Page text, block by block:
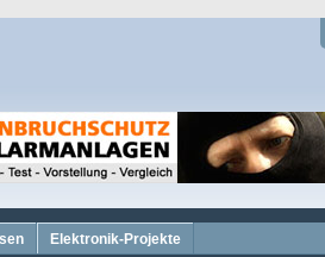
Elektronik-Projekte